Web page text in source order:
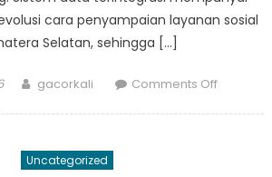
cara penyampaian layanan sosial
Selatan, sehingga […]
Author
gacorkali Comments Offon
Uncategorized